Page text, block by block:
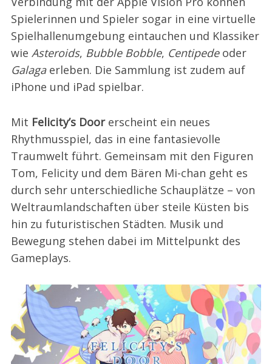
Spielerinnen und Spieler sogar in eine virtuelle
Spielhallenumgebung eintauchen und Klassiker
wie Asteroids, Bubble Bobble, Centipedeoder
Galagaerleben. Die Sammlung ist zudem auf
iPhone und iPad spielbar.
Mit Felicity’s Doorerscheint ein neues
Rhythmusspiel, das in eine fantasievolle
Traumwelt führt. Gemeinsam mit den Figuren
Tom, Felicity und dem Bären Mi-chan geht es
durch sehr unterschiedliche Schauplätze – von
Weltraumlandschaften über steile Küsten bis
hin zu futuristischen Städten. Musik und
Bewegung stehen dabei im Mittelpunkt des
Gameplays.